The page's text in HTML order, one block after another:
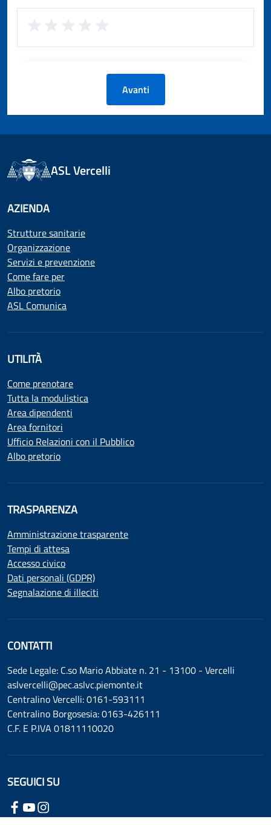
Avanti
ASL Vercelli
AZIENDA
Strutture sanitarie
Organizzazione
Servizi e prevenzione
Come fare per
Albo pretorio
ASL Comunica
UTILITÀ
Come prenotare
Tutta la modulistica
Area dipendenti
Area fornitori
Ufficio Relazioni con il Pubblico
Albo pretorio
TRASPARENZA
Amministrazione trasparente
Tempi di attesa
Accesso civico
Dati personali (GDPR)
Segnalazione di illeciti
CONTATTI
Sede Legale: C.so Mario Abbiate n. 21 - 13100 - Vercelli
aslvercelli@pec.aslvc.piemonte.it
Centralino Vercelli: 0161-593111
Centralino Borgosesia: 0163-426111
C.F. E P.IVA 01811110020
SEGUICI SU